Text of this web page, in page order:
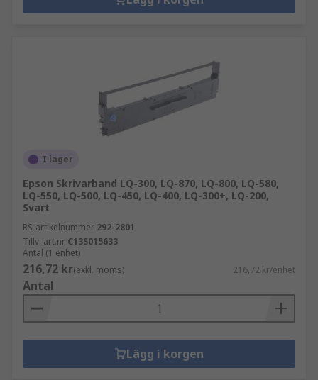
I lager
Epson Skrivarband LQ-300, LQ-870, LQ-800, LQ-580,
LQ-550, LQ-500, LQ-450, LQ-400, LQ-300+, LQ-200,
Svart
RS-artikelnummer 292-2801
Tillv. art.nr C13S015633
Antal (1 enhet)
216,72 kr(exkl. moms) 216,72 kr/enhet
Antal
Lägg i korgen